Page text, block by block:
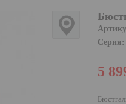
Серия:
5